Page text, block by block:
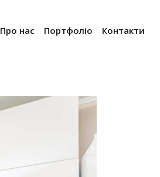
Про нас Портфоліо Контакти